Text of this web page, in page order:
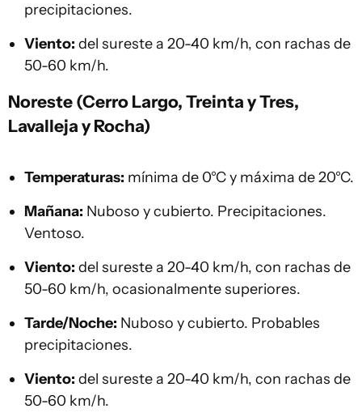
precipitaciones.
Viento: del sureste a 20-40 km/h, con rachas de
50-60 km/h.
Noreste (Cerro Largo, Treinta y Tres,
Lavalleja y Rocha)
Temperaturas: mínima de 0°C y máxima de 20°C.
Mañana: Nuboso y cubierto. Precipitaciones.
Ventoso.
Viento: del sureste a 20-40 km/h, con rachas de
50-60 km/h, ocasionalmente superiores.
Tarde/Noche: Nuboso y cubierto. Probables
precipitaciones.
Viento: del sureste a 20-40 km/h, con rachas de
50-60 km/h.